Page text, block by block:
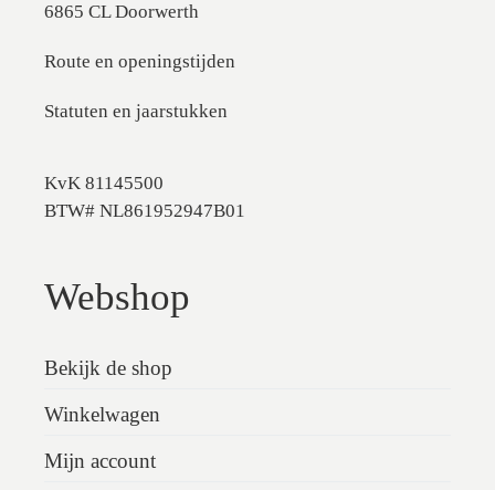
6865 CL Doorwerth
Route en openingstijden
Statuten en jaarstukken
KvK 81145500
BTW# NL861952947B01
Webshop
Bekijk de shop
Winkelwagen
Mijn account